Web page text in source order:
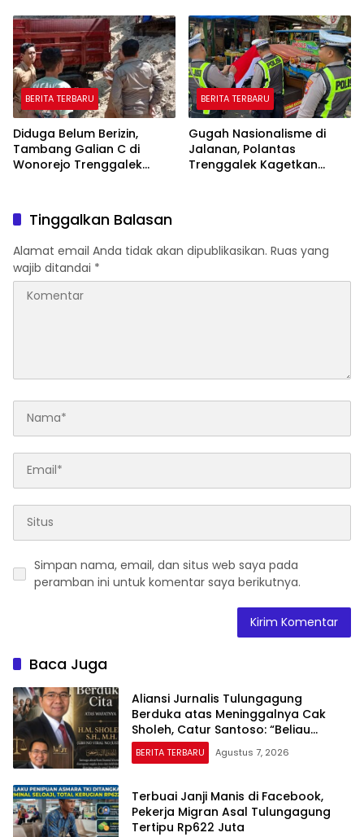
Pelatihan AI
BERITA TERBARU
Diduga Belum Berizin,
Tambang Galian C di
Wonorejo Trenggalek
BERITA TERBARU
Gugah Nasionalisme di
Jalanan, Polantas
Trenggalek Kagetkan
Tinggalkan Balasan
Alamat email Anda tidak akan dipublikasikan. Ruas yang
wajib ditandai *
Simpan nama, email, dan situs web saya pada
peramban ini untuk komentar saya berikutnya.
Baca Juga
Aliansi Jurnalis Tulungagung
Berduka atas Meninggalnya Cak
Sholeh, Catur Santoso: “Beliau
Pejuang Keadilan yang Vokal”
BERITA TERBARU Agustus 7, 2026
Terbuai Janji Manis di Facebook,
Pekerja Migran Asal Tulungagung
Tertipu Rp622 Juta